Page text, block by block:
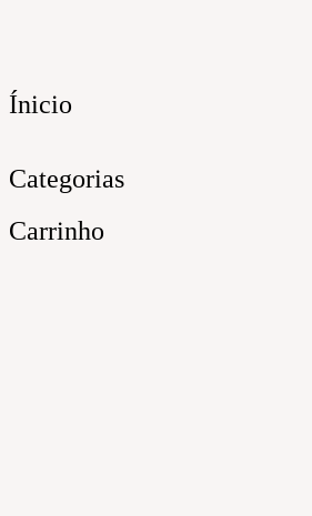
Ínicio
Categorias
Carrinho